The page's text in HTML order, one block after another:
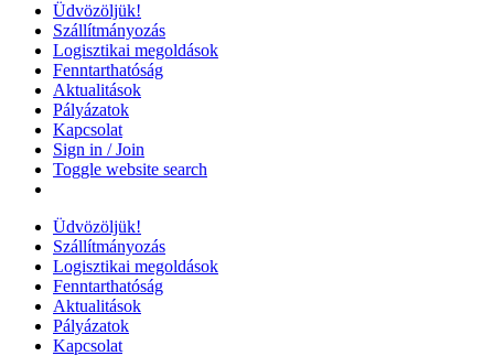
Üdvözöljük!
Szállítmányozás
Logisztikai megoldások
Fenntarthatóság
Aktualitások
Pályázatok
Kapcsolat
Sign in / Join
Toggle website search
Üdvözöljük!
Szállítmányozás
Logisztikai megoldások
Fenntarthatóság
Aktualitások
Pályázatok
Kapcsolat